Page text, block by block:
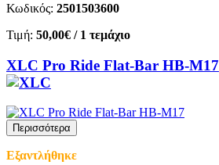
Κωδικός: 2501503600
Τιμή: 50,00€ / 1 τεμάχιο
XLC Pro Ride Flat-Bar HB-M17
Περισσότερα
Εξαντλήθηκε